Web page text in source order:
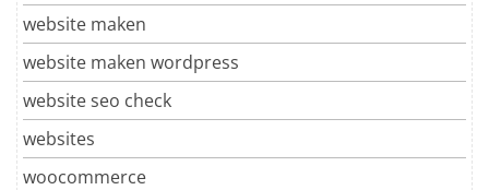
website maken
website maken wordpress
website seo check
websites
woocommerce